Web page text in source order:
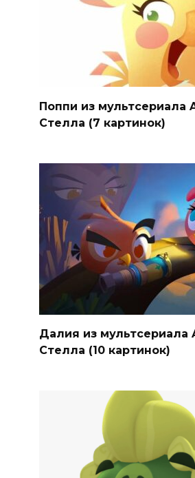
Поппи из мультсериала
Стелла (7 картинок)
Далия из мультсериала
Стелла (10 картинок)